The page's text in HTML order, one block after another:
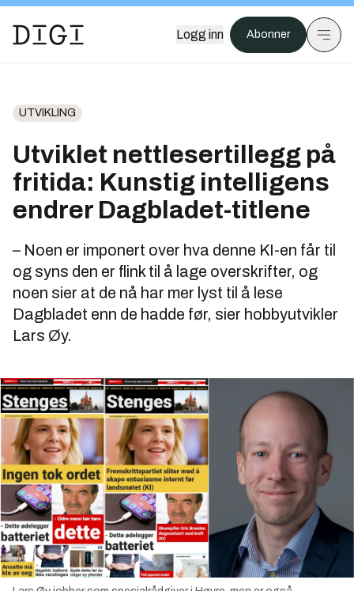
Logg inn Abonner
UTVIKLING
Utviklet nettlesertillegg på
fritida: Kunstig intelligens
endrer Dagbladet-titlene
– Noen er imponert over hva denne KI-en får til
og syns den er flink til å lage overskrifter, og
noen sier at de nå har mer lyst til å lese
Dagbladet enn de hadde før, sier hobbyutvikler
Lars Øy.